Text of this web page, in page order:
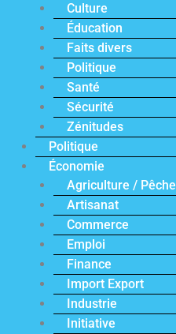
Culture
Éducation
Faits divers
Politique
Santé
Sécurité
Zénitudes
Politique
Économie
Agriculture / Pêche
Artisanat
Commerce
Emploi
Finance
Import Export
Industrie
Initiative